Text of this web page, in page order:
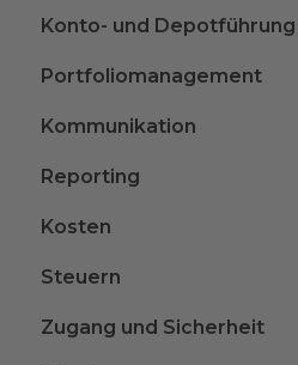
Konto- und Depotführung
Portfoliomanagement
Kommunikation
Reporting
Kosten
Steuern
Zugang und Sicherheit